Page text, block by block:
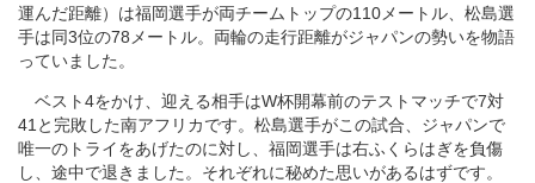
運んだ距離）は福岡選手が両チームトップの110メートル、松島選
手は同3位の78メートル。両輪の走行距離がジャパンの勢いを物語
っていました。
ベスト4をかけ、迎える相手はW杯開幕前のテストマッチで7対
41と完敗した南アフリカです。松島選手がこの試合、ジャパンで
唯一のトライをあげたのに対し、福岡選手は右ふくらはぎを負傷
し、途中で退きました。それぞれに秘めた思いがあるはずです。